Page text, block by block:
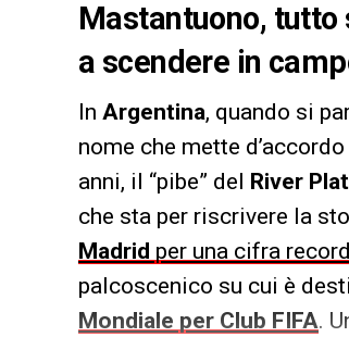
Mastantuono,
a scendere in
In Argentina, quando si
nome che mette
anni, il “pibe” del River
che sta per riscrivere la
Madrid per una cifra
palcoscenico su cui è
Mondiale per Club FIFA.